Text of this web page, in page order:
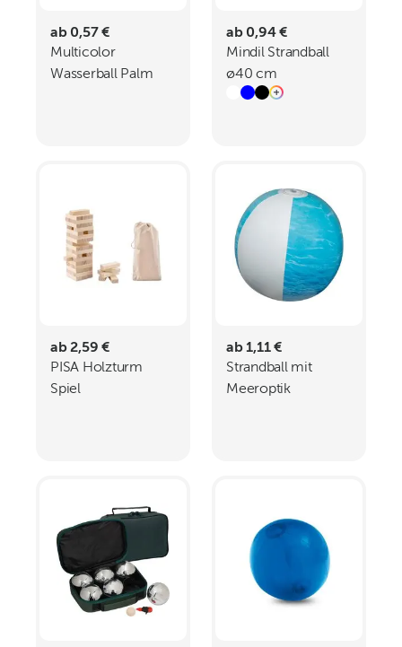
ab 0,57 €
Multicolor
Wasserball Palm
ab 0,94 €
Mindil Strandball
ø40 cm
ab 2,59 €
PISA Holzturm
Spiel
ab 1,11 €
Strandball mit
Meeroptik